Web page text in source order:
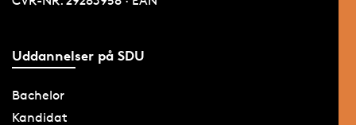
Uddannelser på SDU
Bachelor
Kandidat